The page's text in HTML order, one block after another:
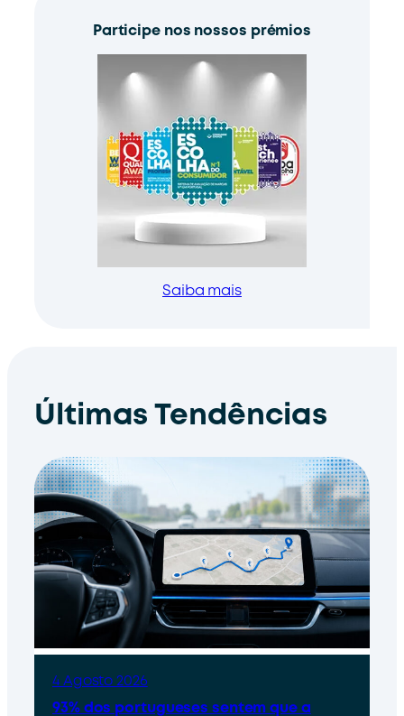
Participe nos nossos prémios
Saiba mais
Últimas Tendências
4 Agosto 2026
93% dos portugueses sentem que a